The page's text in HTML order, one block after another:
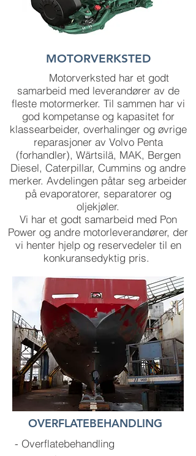
MOTORVERKSTED
Motorverksted har et godt
samarbeid med leverandører av de
fleste motormerker. Til sammen har vi
god kompetanse og kapasitet for
klassearbeider, overhalinger og øvrige
reparasjoner av Volvo Penta
(forhandler), Wärtsilä, MAK, Bergen
Diesel, Caterpillar, Cummins og andre
merker. Avdelingen påtar seg arbeider
på evaporatorer, separatorer og
oljekjøler.
Vi har et godt samarbeid med Pon
Power og andre motorleverandører, der
vi henter hjelp og reservedeler til en
konkuransedyktig pris.
OVERFLATEBEHANDLING
- Overflatebehandling